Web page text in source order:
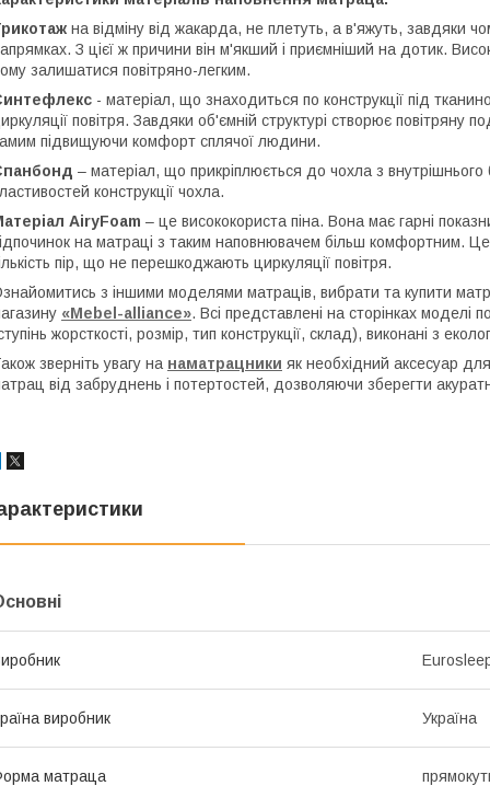
на відміну від жакарда, не плетуть, а в'яжуть, завдяки
З цієї ж причини він м'якший і приємніший на дотик.
залишатися повітряно-легким.
- матеріал, що знаходиться по конструкції під
повітря. Завдяки об'ємній структурі створює
підвищуючи комфорт сплячої людини.
– матеріал, що прикріплюється до чохла з
конструкції чохла.
AiryFoam – це висококориста піна. Вона має гарні
на матраці з таким наповнювачем більш комфортним. Це
пір, що не перешкоджають циркуляції повітря.
з іншими моделями матраців, вибрати та купити
«Mebel-alliance». Всі представлені на сторінках моделі
жорсткості, розмір, тип конструкції, склад), виконані з
зверніть увагу на наматрацники як необхідний аксесуар
від забруднень і потертостей, дозволяючи зберегти
виробник Україна
матраца